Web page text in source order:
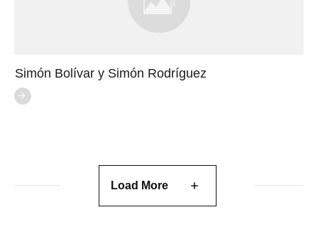
Simón Bolívar y Simón Rodríguez
Load More